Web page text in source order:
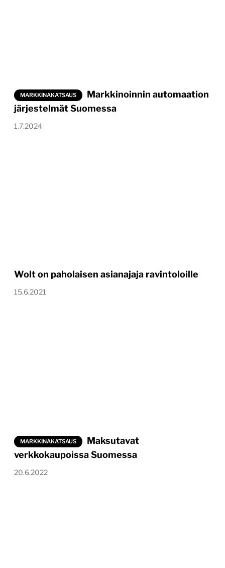
MARKKINAKATSAUS
Markkinoinnin automaation
järjestelmät Suomessa
1.7.2024
Wolt on paholaisen asianajaja ravintoloille
15.6.2021
MARKKINAKATSAUS
Maksutavat
verkkokaupoissa Suomessa
20.6.2022